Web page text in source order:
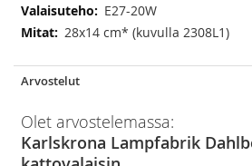
Lisätietoja
E27-20W
28x14 cm* (kuvulla 2308L1)
Arvostelut
Olet arvostelemassa:
Karlskrona Lampfabrik